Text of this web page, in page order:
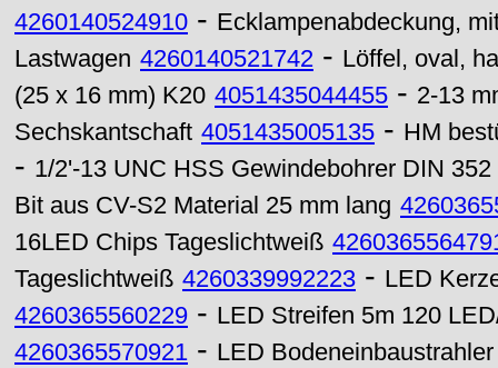
4260140524910 - Ecklampenabdeckung,
Lastwagen 4260140521742 - Löffel, oval,
(25 x 16 mm) K20 4051435044455 - 2-13
Sechskantschaft 4051435005135 - HM
- 1/2'-13 UNC HSS Gewindebohrer DIN
Bit aus CV-S2 Material 25 mm lang
16LED Chips Tageslichtweiß
Tageslichtweiß 4260339992223 - LED
4260365560229 - LED Streifen 5m 120
4260365570921 - LED